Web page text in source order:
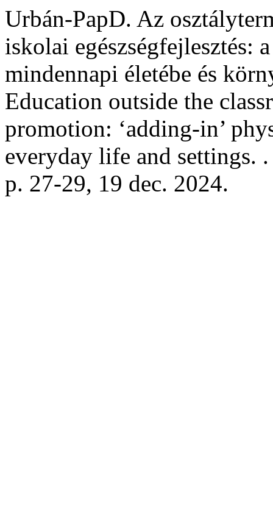
Urbán-PapD. Az
iskolai egészségfejlesztés:
mindennapi életébe és
Education outside the
promotion: ‘adding-in’
everyday life and settings.
p. 27-29, 19 dec. 2024.